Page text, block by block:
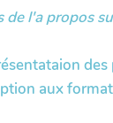
de l'a propos
des
aux